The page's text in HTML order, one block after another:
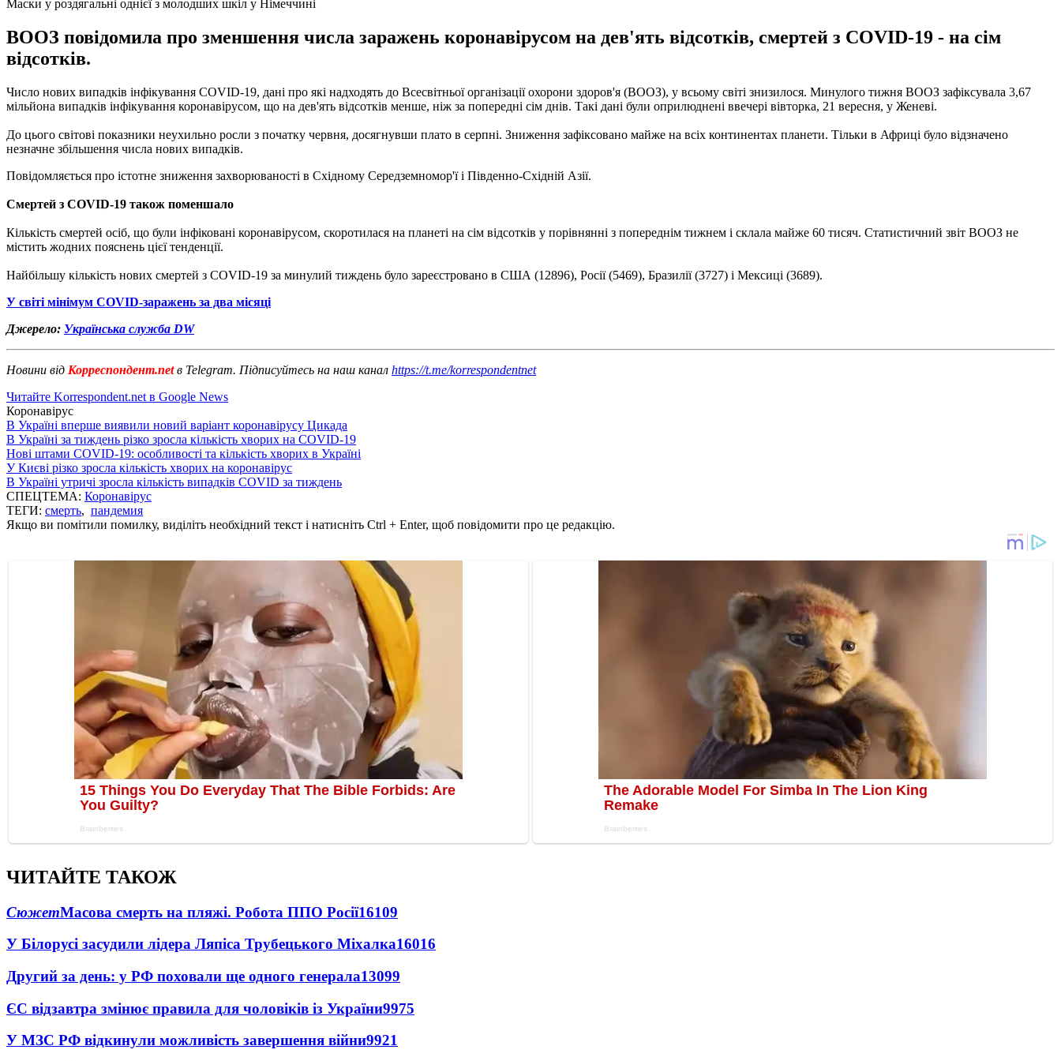
Маски у роздягальні однієї з молодших шкіл у Німеччині
ВООЗ повідомила про зменшення числа заражень коронавірусом на дев'ять відсотків, смертей з COVID-19 - на сім
відсотків.
Число нових випадків інфікування COVID-19, дані про які надходять до Всесвітньої організації охорони здоров'я (ВООЗ), у всьому світі знизилося. Минулого тижня ВООЗ зафіксувала 3,67
мільйона ​​випадків інфікування коронавірусом, що на дев'ять відсотків менше, ніж за попередні сім днів. Такі дані були оприлюднені ввечері вівторка, 21 вересня, у Женеві.
До цього світові показники неухильно росли з початку червня, досягнувши плато в серпні. Зниження зафіксовано майже на всіх континентах планети. Тільки в Африці було відзначено
незначне збільшення числа нових випадків.
Повідомляється про істотне зниження захворюваності в Східному Середземномор'ї і Південно-Східній Азії.
Смертей з COVID-19 також поменшало
Кількість смертей осіб, що були інфіковані коронавірусом, скоротилася на планеті на сім відсотків у порівнянні з попереднім тижнем і склала майже 60 тисяч. Статистичний звіт ВООЗ не
містить жодних пояснень цієї тенденції.
Найбільшу кількість нових смертей з COVID-19 за минулий тиждень було зареєстровано в США (12896), Росії (5469), Бразилії (3727) і Мексиці (3689).
У світі мінімум COVID-заражень за два місяці
Джерело: Українська служба DW
Новини від Корреспондент.netв Telegram. Підписуйтесь на наш канал https://t.me/korrespondentnet
Читайте Korrespondent.net в Google News
Коронавірус
В Україні вперше виявили новий варіант коронавірусу Цикада
В Україні за тиждень різко зросла кількість хворих на COVID-19
Нові штами COVID-19: особливості та кількість хворих в Україні
У Києві різко зросла кількість хворих на коронавірус
В Україні утричі зросла кількість випадків COVID за тиждень
СПЕЦТЕМА: Коронавірус
ТЕГИ: смерть, пандемия
Якщо ви помітили помилку, виділіть необхідний текст і натисніть Ctrl + Enter, щоб повідомити про це редакцію.
ЧИТАЙТЕ ТАКОЖ
СюжетМасова смерть на пляжі. Робота ППО Росії16109
У Білорусі засудили лідера Ляпіса Трубецького Міхалка16016
Другий за день: у РФ поховали ще одного генерала13099
ЄС відзавтра змінює правила для чоловіків із України9975
У МЗС РФ відкинули можливість завершення війни9921